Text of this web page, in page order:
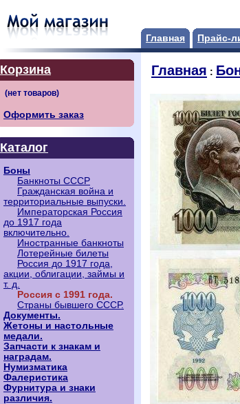
Главная Прайс-
Корзина
Оформить заказ
Каталог
Боны
Банкноты СССР
Гражданская война и
территориальные выпуски.
Императорская Россия
до 1917 года
включительно.
Иностранные банкноты
Лотерейные билеты
Россия до 1917 года,
акции, облигации, займы и
т. д.
Россия с 1991 года.
Страны бывшего СССР.
Документы.
Жетоны и настольные
медали.
Запчасти к знакам и
наградам.
Нумизматика
Фалеристика
Фурнитура и знаки
различия.
Главная :